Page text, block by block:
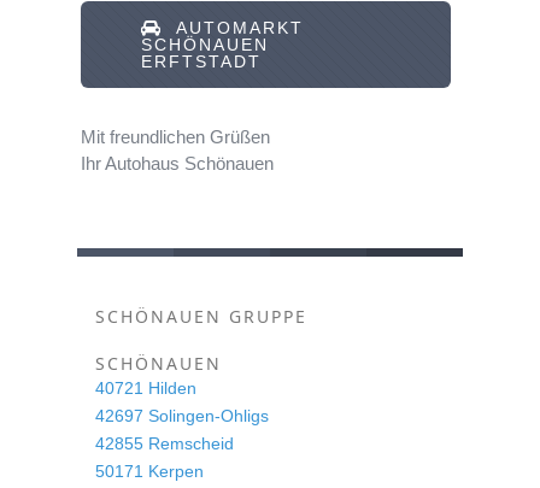
AUTOMARKT
SCHÖNAUEN
ERFTSTADT
Mit freundlichen Grüßen
Ihr Autohaus Schönauen
SCHÖNAUEN GRUPPE
SCHÖNAUEN
40721 Hilden
42697 Solingen-Ohligs
42855 Remscheid
50171 Kerpen